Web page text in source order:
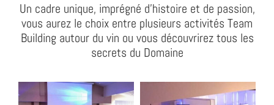
Un cadre unique, imprégné d'histoire et de passion,
vous aurez le choix entre plusieurs activités Team
Building autour du vin ou vous découvrirez tous les
secrets du Domaine